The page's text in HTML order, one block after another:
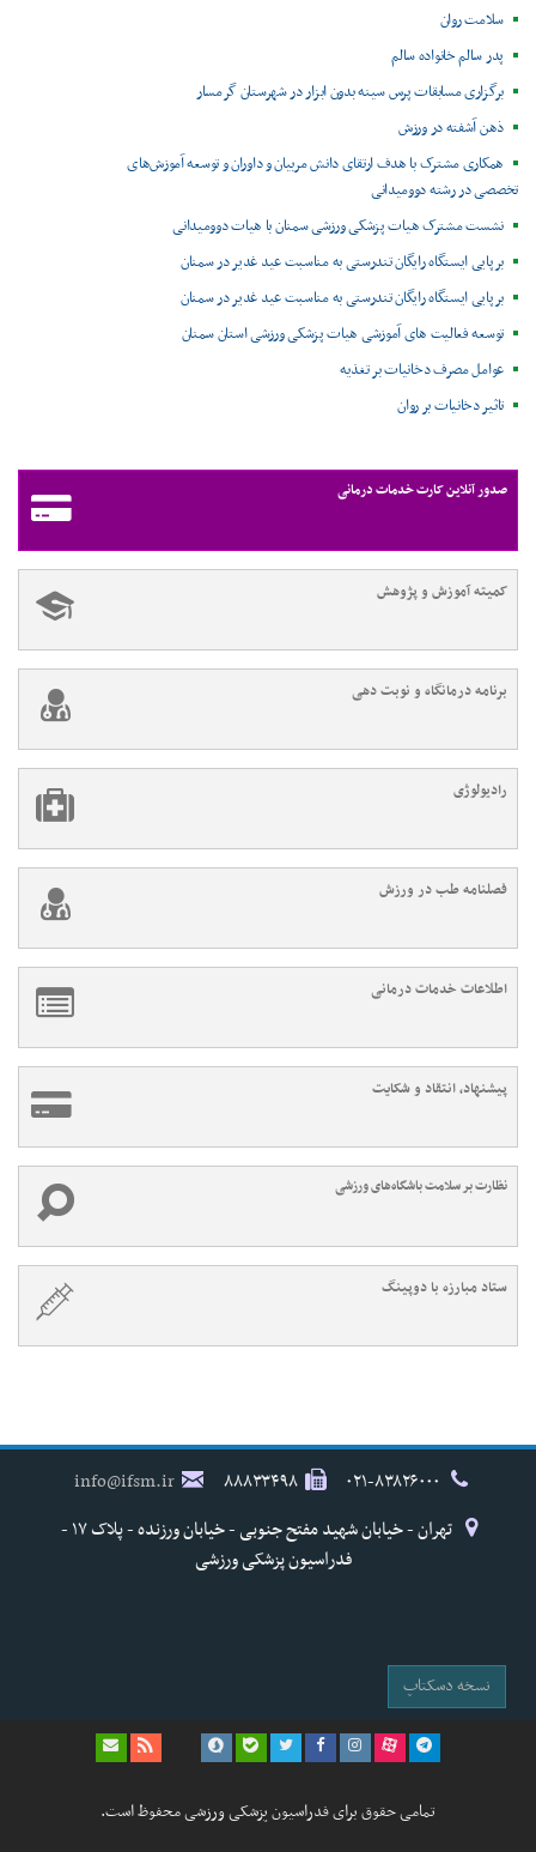
سلامت روان
پدر سالم خانواده سالم
برگزاری مسابقات پرس سینه بدون ابزار در شهرستان گرمسار
ذهن آشفته در ورزش
همکاری مشترک با هدف ارتقای دانش مربیان و داوران و توسعه آموزش‌های
تخصصی در رشته دوومیدانی
نشست مشترک هیات پزشکی ورزشی سمنان با هیات دوومیدانی
برپایی ایستگاه رایگان تندرستی به مناسبت عید غدیر در سمنان
برپایی ایستگاه رایگان تندرستی به مناسبت عید غدیر در سمنان
توسعه فعالیت های آموزشی هیات پزشکی ورزشی استان سمنان
عوامل مصرف دخانیات بر تغذیه
تاثیر دخانیات بر روان
صدور آنلاین کارت خدمات درمانی
کمیته آموزش و پژوهش
برنامه درمانگاه و نوبت دهی
رادیولوژی
فصلنامه طب در ورزش
اطلاعات خدمات درمانی
پیشنهاد، انتقاد و شکایت
نظارت بر سلامت باشگاه‌های ورزشی
ستاد مبارزه با دوپینگ
۸۸۸۳۳۴۹۸
info@ifsm.ir
تهران - خیابان شهید مفتح جنوبی - خیابان ورزنده - پلاک ۱۷ -
فدراسیون پزشکی ورزشی
نسخه دسکتاپ
تمامی حقوق برای فدراسیون پزشکی ورزشی محفوظ است.